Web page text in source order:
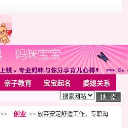
亲子教育 宝宝起名 婆媳关系
家居 亲子游戏
>> 创业 >> 放弃安定舒适工作，专职淘